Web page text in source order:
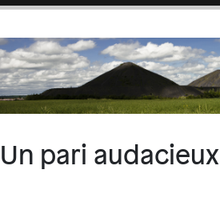
Un pari audacieux